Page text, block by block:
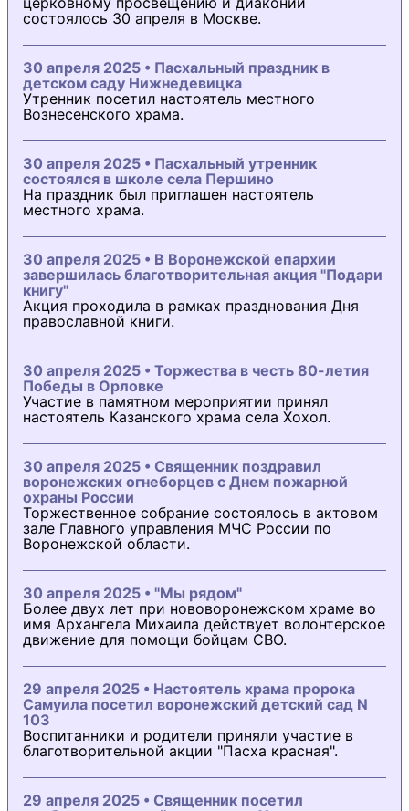
состоялось 30 апреля в Москве.
30 апреля 2025 • Пасхальный праздник в
детском саду Нижнедевицка
Утренник посетил настоятель местного
Вознесенского храма.
30 апреля 2025 • Пасхальный утренник
состоялся в школе села Першино
На праздник был приглашен настоятель
местного храма.
30 апреля 2025 • В Воронежской епархии
завершилась благотворительная акция "Подари
книгу"
Акция проходила в рамках празднования Дня
православной книги.
30 апреля 2025 • Торжества в честь 80-летия
Победы в Орловке
Участие в памятном мероприятии принял
настоятель Казанского храма села Хохол.
30 апреля 2025 • Священник поздравил
воронежских огнеборцев с Днем пожарной
охраны России
Торжественное собрание состоялось в актовом
зале Главного управления МЧС России по
Воронежской области.
30 апреля 2025 • "Мы рядом"
Более двух лет при нововоронежском храме во
имя Архангела Михаила действует волонтерское
движение для помощи бойцам СВО.
29 апреля 2025 • Настоятель храма пророка
Самуила посетил воронежский детский сад N
103
Воспитанники и родители приняли участие в
благотворительной акции "Пасха красная".
29 апреля 2025 • Священник посетил